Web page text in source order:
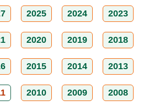
2025 2024 2023
2020 2019 2018
2015 2014 2013
2010 2009 2008